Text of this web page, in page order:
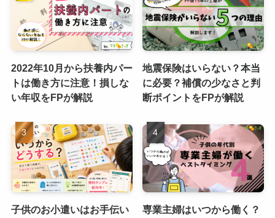
2022年10月から扶養内パー
トは働き方に注意！損しな
い年収をFPが解説
地震保険はいらない？本当
に必要？補償の少なさと判
断ポイントをFPが解説
子供のお小遣いはお手伝い
専業主婦はいつから働く？